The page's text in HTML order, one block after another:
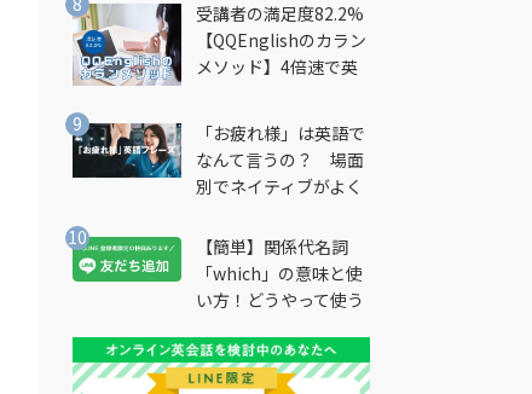
受講者の満足度82.2%
【QQEnglishのカラン
メソッド】4倍速で英
法とは？
「お疲れ様」は英語で
なんて言うの？ 場面
別でネイティブがよく
説
【簡単】関係代名詞
「which」の意味と使
い方！どうやって使う